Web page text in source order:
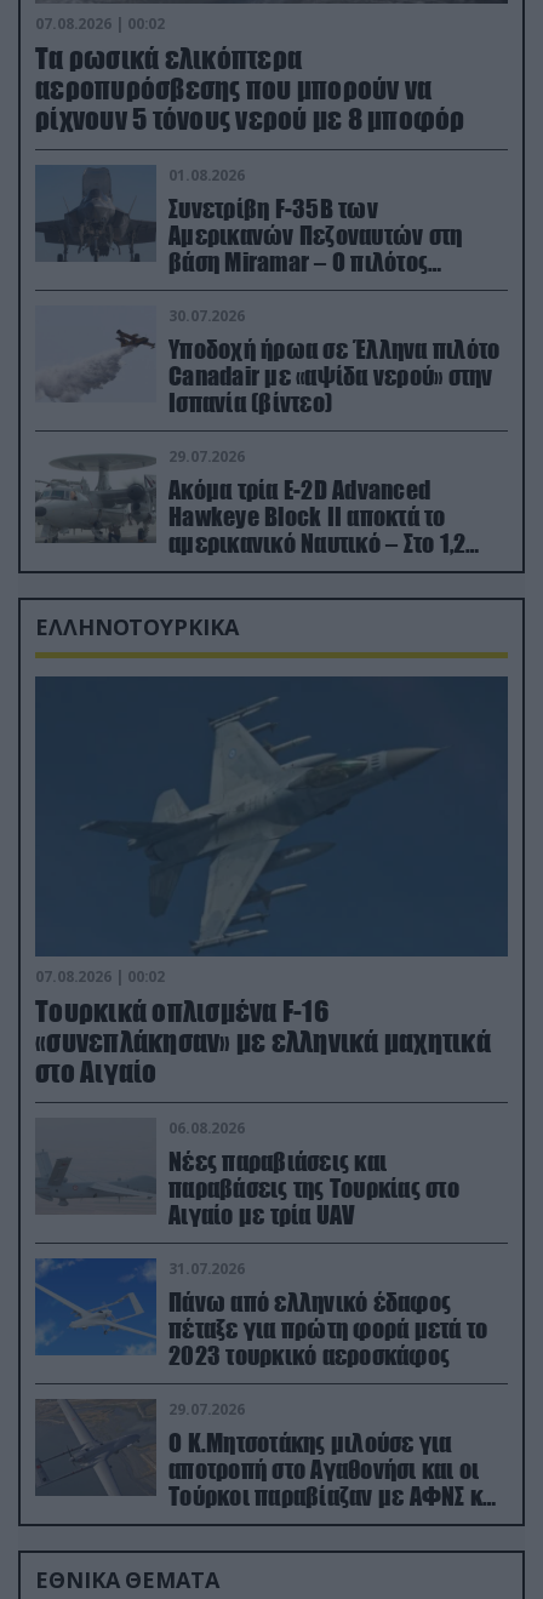
07.08.2026 | 00:02
Τα ρωσικά ελικόπτερα
αεροπυρόσβεσης που μπορούν να
ρίχνουν 5 τόνους νερού με 8 μποφόρ
01.08.2026
Συνετρίβη F-35B των
Αμερικανών Πεζοναυτών στη
βάση Miramar – Ο πιλότος
εκτινάχθηκε εγκαίρως
30.07.2026
Υποδοχή ήρωα σε Έλληνα πιλότο
Canadair με «αψίδα νερού» στην
Ισπανία (βίντεο)
29.07.2026
Ακόμα τρία E-2D Advanced
Hawkeye Block II αποκτά το
αμερικανικό Ναυτικό – Στο 1,2
δισ.δολάρια το κόστος
ΕΛΛΗΝΟΤΟΥΡΚΙΚΑ
07.08.2026 | 00:02
Τουρκικά οπλισμένα F-16
«συνεπλάκησαν» με ελληνικά μαχητικά
στο Αιγαίο
06.08.2026
Νέες παραβιάσεις και
παραβάσεις της Τουρκίας στο
Αιγαίο με τρία UAV
31.07.2026
Πάνω από ελληνικό έδαφος
πέταξε για πρώτη φορά μετά το
2023 τουρκικό αεροσκάφος
29.07.2026
Ο Κ.Μητσοτάκης μιλούσε για
αποτροπή στο Αγαθονήσι και οι
Τούρκοι παραβίαζαν με ΑΦΝΣ και
drone
ΕΘΝΙΚΑ ΘΕΜΑΤΑ